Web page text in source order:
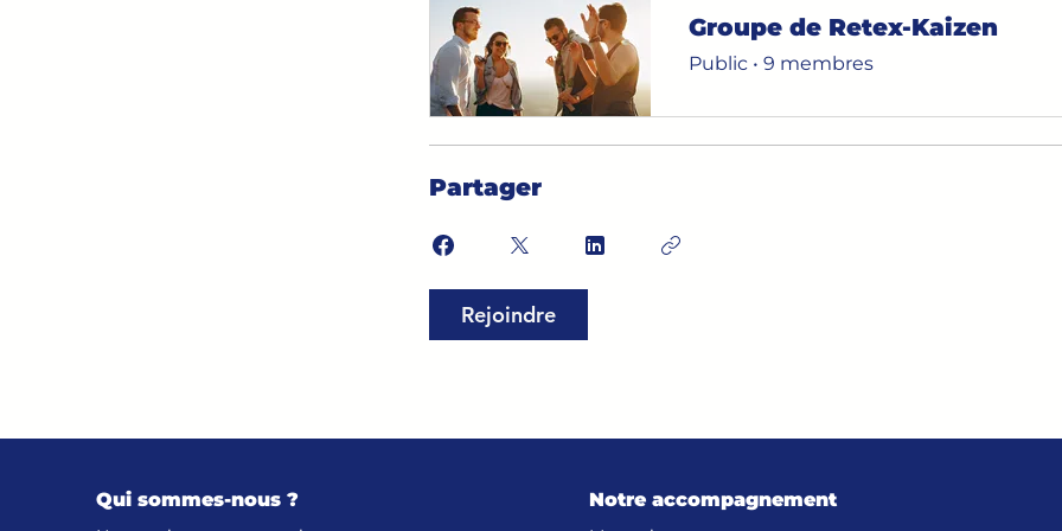
Groupe de Retex-Kaizen
Public • 9 membres
Partager
Rejoindre
Qui sommes-nous ? Notre accompagnement